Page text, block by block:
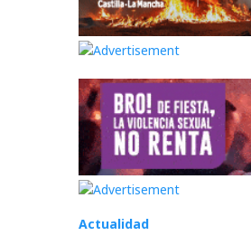
Actualidad